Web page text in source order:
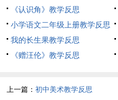
《认识角》教学反思
小学语文二年级上册教学反思
我的长生果教学反思
《赠汪伦》教学反思
上一篇：初中美术教学反思